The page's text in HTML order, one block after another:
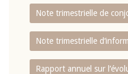
Note trimestrielle de
Note trimestrielle
Rapport annuel sur